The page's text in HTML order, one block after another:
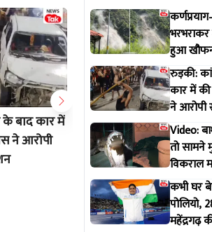
बाद कार में
ने आरोपी
Video: बाथरूम का दरवाजा
सामने मुंह खोले बैठा था
मगरमच्छ, डॉगी ने दिया
को इशारा
Jul 30 2026 6:51 PM
हुआ
रुड़की:
कार में
ने आरोपी
एक्शन
Video:
तो सामने
विकराल
मकान
कभी घर
पोलियो,
महेंद्रगढ़